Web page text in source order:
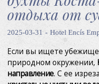
отдыха от
2025-03-31 Hotel Encís
Если вы ищете убежище
природном окружении,
направление. С ее